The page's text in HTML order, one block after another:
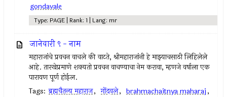
gondavale
Type: PAGE | Rank: 1 | Lang: mr
जानेवारी ९ - नाम
महाराजांचे प्रवचन वाचले की वाटते, श्रीमहाराजांनी हे माझ्याचसाठी लिहिलेले
आहे. तारखेप्रमाणे शक्यतो प्रवचन वाचण्याचा नेम करावा, म्हणजे वर्षाला एक
पारायण पूर्ण होईल.
Tags: ब्रह्मचैतन्य महाराज, गोंदवले, brahmachaitnya maharaj,